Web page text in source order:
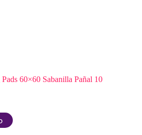
60×60 Sabanilla Pañal 10